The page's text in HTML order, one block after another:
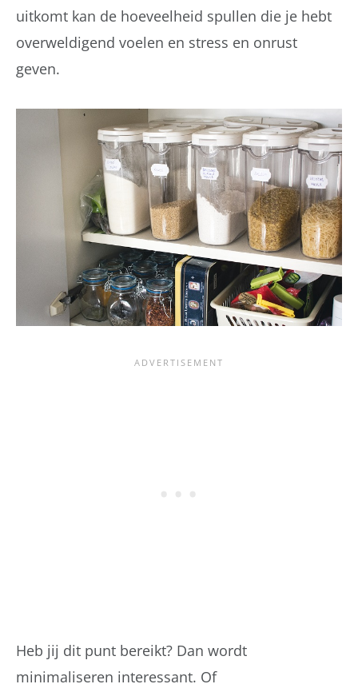
uitkomt kan de hoeveelheid spullen die je hebt
overweldigend voelen en stress en onrust
geven.
Heb jij dit punt bereikt? Dan wordt
minimaliseren interessant. Of